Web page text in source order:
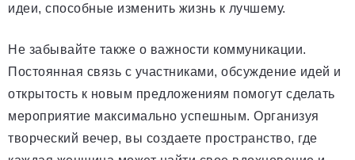
идеи, способные изменить жизнь к лучшему.
Не забывайте также о важности коммуникации.
Постоянная связь с участниками, обсуждение идей и
открытость к новым предложениям помогут сделать
мероприятие максимально успешным. Организуя
творческий вечер, вы создаете пространство, где